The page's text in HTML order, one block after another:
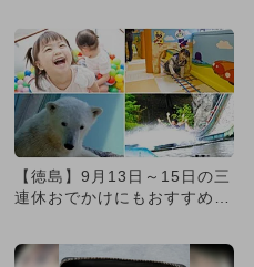
【徳島】9月13日～15日の三
連休おでかけにもおすすめ！